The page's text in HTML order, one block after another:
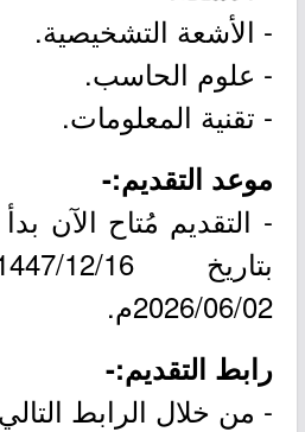
- الأشعة التشخيصية.
- علوم الحاسب.
- تقنية المعلومات.
موعد التقديم:-
- التقديم مُتاح الآن بدأ
2026/06/02م.
رابط التقديم:-
- من خلال الرابط